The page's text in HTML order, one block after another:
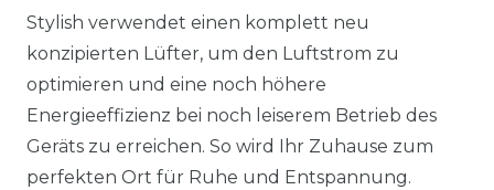
Stylish verwendet einen komplett neu
konzipierten Lüfter, um den Luftstrom zu
optimieren und eine noch höhere
Energieeffizienz bei noch leiserem Betrieb des
Geräts zu erreichen. So wird Ihr Zuhause zum
perfekten Ort für Ruhe und Entspannung.